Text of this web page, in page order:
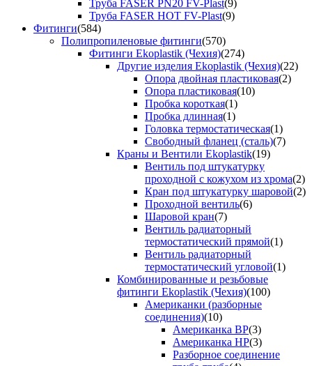
Труба FASER PN20 FV-Plast(9)
Труба FASER HOT FV-Plast(9)
Фитинги(584)
Полипропиленовые фитинги(570)
Фитинги Ekoplastik (Чехия)(274)
Другие изделия Ekoplastik (Чехия)(22)
Опора двойная пластиковая(2)
Опора пластиковая(10)
Пробка короткая(1)
Пробка длинная(1)
Головка термостатическая(1)
Свободный фланец (сталь)(7)
Краны и Вентили Ekoplastik(19)
Вентиль под штукатурку
проходной с кожухом из хрома(2)
Кран под штукатурку шаровой(2)
Проходной вентиль(6)
Шаровой кран(7)
Вентиль радиаторный
термостатический прямой(1)
Вентиль радиаторный
термостатический угловой(1)
Комбинированные и резьбовые
фитинги Ekoplastik (Чехия)(100)
Американки (разборные
соединения)(10)
Американка ВР(3)
Американка НР(3)
Разборное соединение